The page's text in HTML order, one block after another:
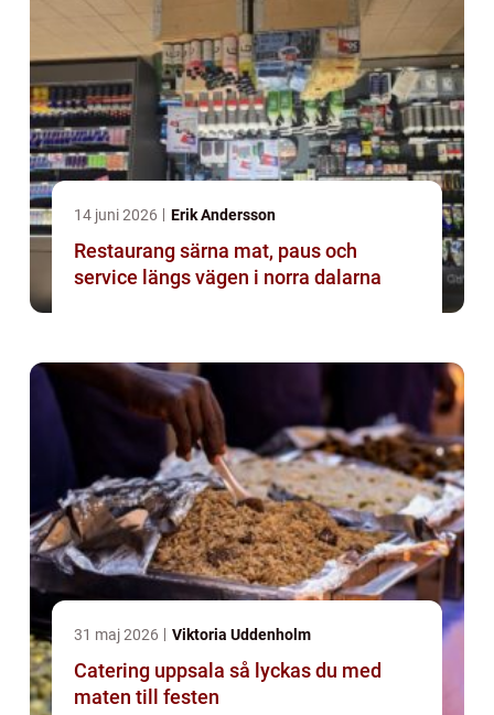
14 juni 2026 Erik Andersson
Restaurang särna mat, paus och
service längs vägen i norra dalarna
31 maj 2026 Viktoria Uddenholm
Catering uppsala så lyckas du med
maten till festen